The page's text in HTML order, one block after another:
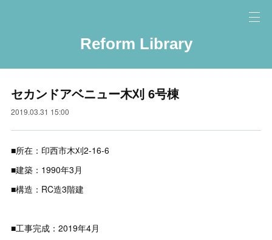
Reform Library
セカンドアベニュー木刈 6号棟
2019.03.31 15:00
■所在：印西市木刈2-16-6
■建築：1990年3月
■構造：RC造3階建
■工事完成：2019年4月